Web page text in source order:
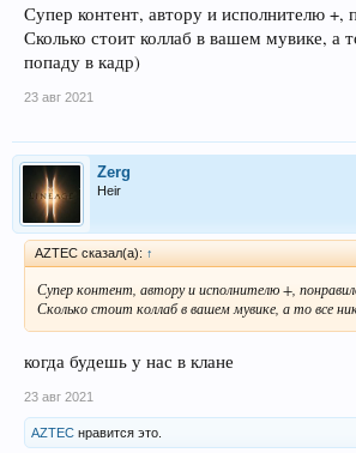
Супер контент, автору и исполнителю +,
Сколько стоит коллаб в вашем мувике, а
попаду в кадр)
23 авг 2021
Zerg
Heir
AZTEC сказал(а): ↑
Супер контент, автору и исполнителю +,
Сколько стоит коллаб в вашем мувике, а то все
когда будешь у нас в клане
23 авг 2021
AZTEC нравится это.